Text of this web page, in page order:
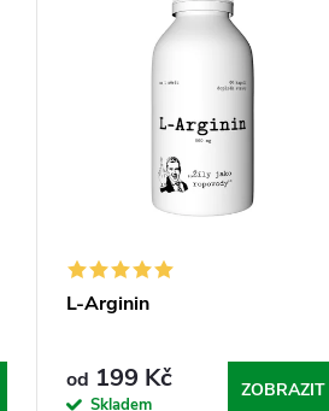
L-Arginin
od 199 Kč
Skladem
ZOBRAZIT